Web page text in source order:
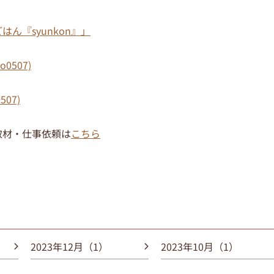
ん『syunkon』」
・仕事依頼はこちら
2023年12月（1） 2023年10月（1）